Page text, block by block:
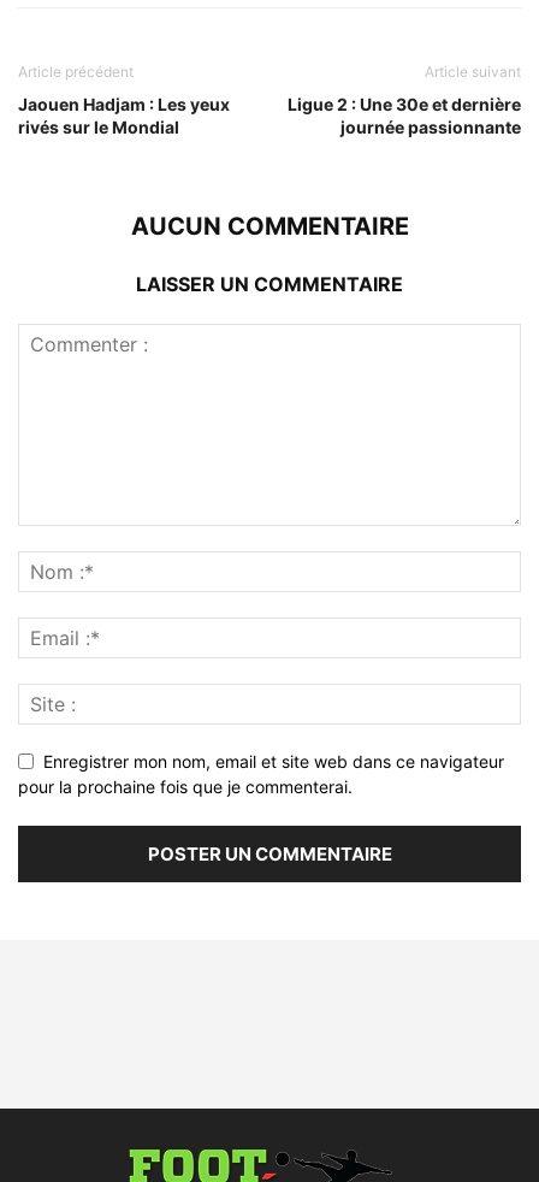
Article précédent
Jaouen Hadjam : Les yeux
rivés sur le Mondial
Article suivant
Ligue 2 : Une 30e et dernière
journée passionnante
AUCUN COMMENTAIRE
LAISSER UN COMMENTAIRE
Enregistrer mon nom, email et site web dans ce navigateur
pour la prochaine fois que je commenterai.